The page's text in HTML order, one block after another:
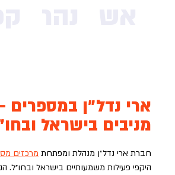
ארי נדל״ן במספרים
מניבים בישראל
חברת ארי נדל״ן מנהלת ומפתחת מרכזים
היקפי פעילות משמעותיים בישראל ובחו״ל.